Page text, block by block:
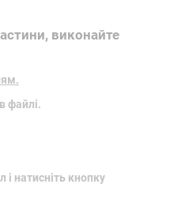
виконайте
файлі.
і натисніть кнопку